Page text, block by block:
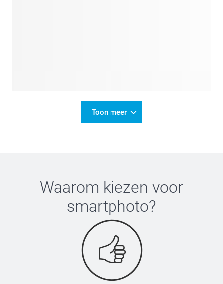
Toon meer
Waarom kiezen voor
smartphoto?